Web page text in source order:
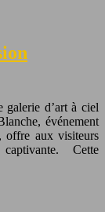
galerie d’art à ciel
événement
offre aux visiteurs
Cette